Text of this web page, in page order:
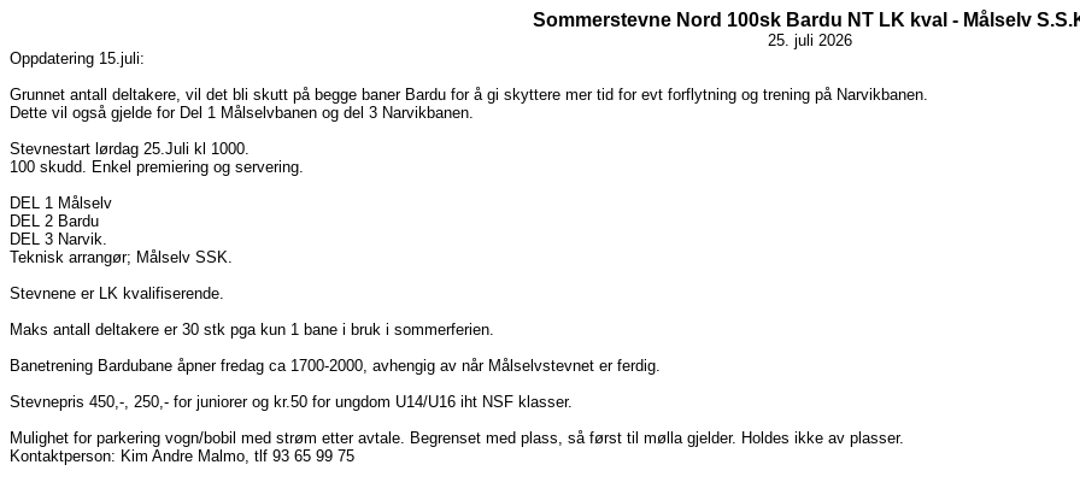
Sommerstevne Nord 100sk Bardu NT LK kval - Målselv
25. juli 2026
Oppdatering 15.juli:
Grunnet antall deltakere, vil det bli skutt på begge baner Bardu for å gi skyttere mer tid for evt forflytning og trening på Narvikbanen.
Dette vil også gjelde for Del 1 Målselvbanen og del 3 Narvikbanen.
Stevnestart lørdag 25.Juli kl 1000.
100 skudd. Enkel premiering og servering.
DEL 1 Målselv
DEL 2 Bardu
DEL 3 Narvik.
Teknisk arrangør; Målselv SSK.
Stevnene er LK kvalifiserende.
Maks antall deltakere er 30 stk pga kun 1 bane i bruk i sommerferien.
Banetrening Bardubane åpner fredag ca 1700-2000, avhengig av når Målselvstevnet er ferdig.
Stevnepris 450,-, 250,- for juniorer og kr.50 for ungdom U14/U16 iht NSF klasser.
Mulighet for parkering vogn/bobil med strøm etter avtale. Begrenset med plass, så først til mølla gjelder. Holdes ikke av plasser.
Kontaktperson: Kim Andre Malmo, tlf 93 65 99 75